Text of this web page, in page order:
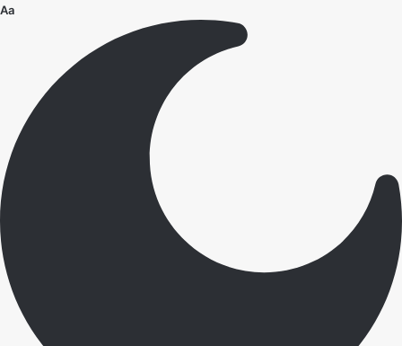
Font
Aa